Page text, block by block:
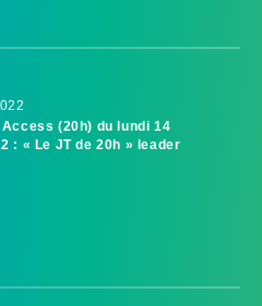
(20h) du lundi 14
: « Le JT de 20h » leader